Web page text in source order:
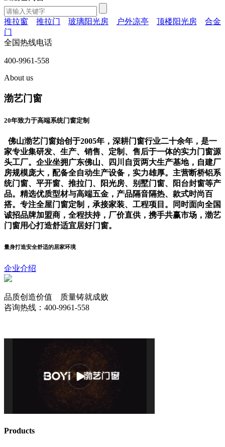
推拉窗 推拉门 玻璃阳光房 户外凉亭 顶楼阳光房
合金
门
全国热线电话
400-9961-558
About us
渤艺门窗
20年致力于高端系统门窗定制
佛山渤艺门窗始创于2005年，深耕门窗行业二十余年，是一
家专业集研发、生产、销售、定制、售后于一体的实力门窗源
头工厂。企业坐拥广东佛山、四川自贡两大生产基地，自建厂
房规模庞大，配备全自动生产设备，实力雄厚。主营断桥铝系
统门窗、平开窗、推拉门、阳光房、别墅门窗、阳台封窗等产
品。精选优质型材与高端五金，产品隔音隔热、款式时尚百
搭。专注全屋门窗定制，承接家装、工程项目。同时面向全国
诚招品牌加盟商，全程扶持，厂价直供，携手共赢市场，渤艺
门窗用心打造舒适宜居好门窗。
量身打造安全舒适的居家环境
企业介绍
品质创造价值 质量铸就成败
咨询热线：400-9961-558
Products